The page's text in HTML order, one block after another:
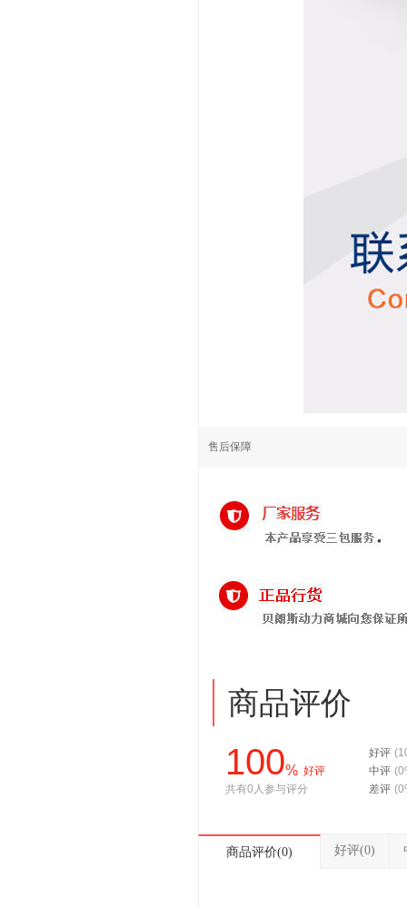
售后保障
商品评价
100% 好评
共有0人参与评分
好评
中评
差评
商品评价(0) 好评(0)